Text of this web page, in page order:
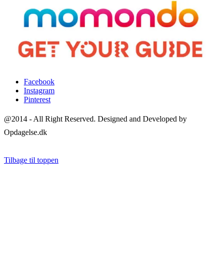
Facebook
Instagram
Pinterest
@2014 - All Right Reserved. Designed and Developed by
Opdagelse.dk
Tilbage til toppen